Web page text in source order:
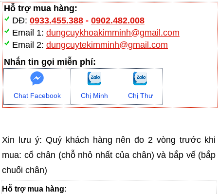
Hỗ trợ mua hàng:
DĐ: 0933.455.388- 0902.482.008
Email 1: dungcuykhoakimminh@gmail.com
Email 2: dungcuytekimminh@gmail.com
Nhắn tin gọi miễn phí:
Chat Facebook Chị Minh Chị Thư
Xin lưu ý: Quý khách hàng nên đo 2 vòng trước khi
mua: cổ chân (chỗ nhỏ nhất của chân) và bắp vế (bắp
chuối chân)
Hỗ trợ mua hàng: